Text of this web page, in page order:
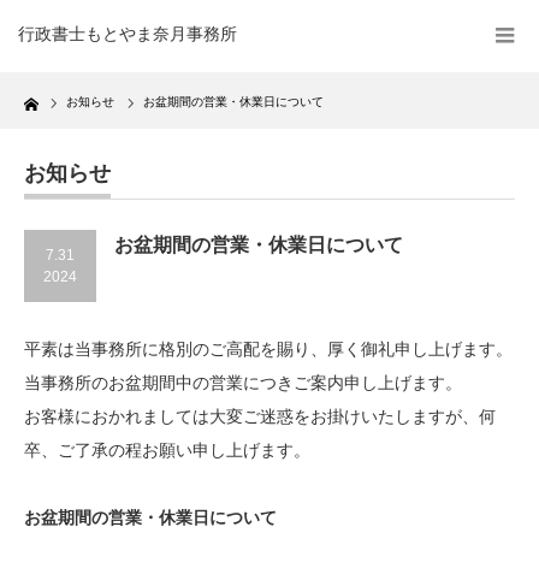
行政書士もとやま奈月事務所
Home お知らせ お盆期間の営業・休業日について
お知らせ
7.31
2024
お盆期間の営業・休業日について
平素は当事務所に格別のご高配を賜り、厚く御礼申し上げます。
当事務所のお盆期間中の営業につきご案内申し上げます。
お客様におかれましては大変ご迷惑をお掛けいたしますが、何
卒、ご了承の程お願い申し上げます。
お盆期間の営業・休業日について